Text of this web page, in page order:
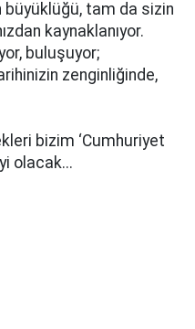
büyüklüğü, tam da sizin
kaynaklanıyor.
buluşuyor;
zenginliğinde,
bizim ‘Cumhuriyet
olacak...